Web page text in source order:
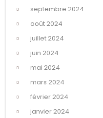
septembre 2024
août 2024
juillet 2024
juin 2024
mai 2024
mars 2024
février 2024
janvier 2024